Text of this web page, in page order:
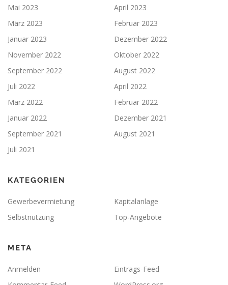
Mai 2023
April 2023
März 2023
Februar 2023
Januar 2023
Dezember 2022
November 2022
Oktober 2022
September 2022
August 2022
Juli 2022
April 2022
März 2022
Februar 2022
Januar 2022
Dezember 2021
September 2021
August 2021
Juli 2021
KATEGORIEN
Gewerbevermietung
Kapitalanlage
Selbstnutzung
Top-Angebote
META
Anmelden
Eintrags-Feed